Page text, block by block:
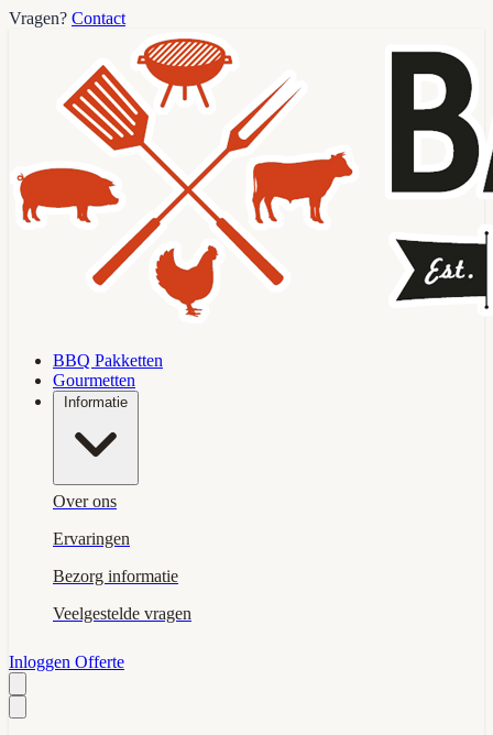
Vragen? Contact
BBQ Pakketten
Gourmetten
Informatie
Over ons
Ervaringen
Bezorg informatie
Veelgestelde vragen
Inloggen Offerte